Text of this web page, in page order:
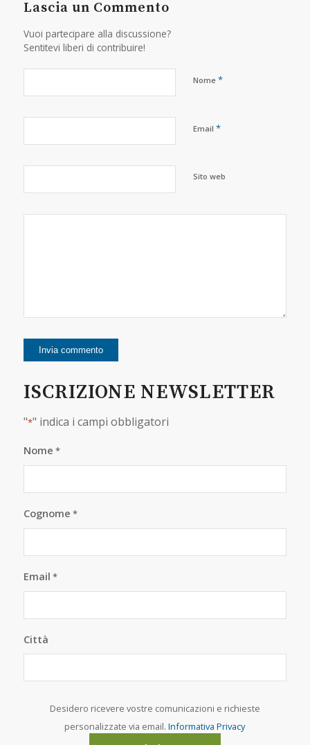
Lascia un Commento
Vuoi partecipare alla discussione?
Sentitevi liberi di contribuire!
Nome *
Email *
Sito web
ISCRIZIONE NEWSLETTER
"*" indica i campi obbligatori
Nome *
Cognome *
Email *
Città
Desidero ricevere vostre comunicazioni e richieste
personalizzate via email.Informativa Privacy